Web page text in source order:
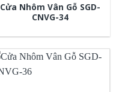
Cửa Nhôm Vân Gỗ SGD-
CNVG-34